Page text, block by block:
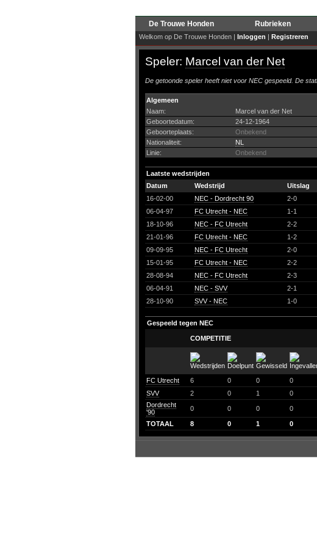
De Trouwe Honden Rubrieken
Welkom op De Trouwe Honden | Inloggen | Registreren
Speler: Marcel van der Net
De getoonde speler heeft niet voor NEC gespeeld. De
Algemeen
Naam:
Marcel van der Net
Geboortedatum:
24-12-1964
Geboorteplaats:
Onbekend
Nationaliteit:
NL
Linie:
Onbekend
Laatste wedstrijden
Datum
Wedstrijd Uitslag
16-02-00
NEC - Dordrecht 90 2-0
06-04-97
FC Utrecht - NEC 1-1
18-10-96
NEC - FC Utrecht 2-2
21-01-96
FC Utrecht - NEC 1-2
09-09-95
NEC - FC Utrecht 2-0
15-01-95
FC Utrecht - NEC 2-2
28-08-94
NEC - FC Utrecht 2-3
06-04-91
NEC - SVV 2-1
28-10-90
SVV - NEC 1-0
Gespeeld tegen NEC
COMPETITIE
FC Utrecht 6 0 0 0
SVV
2 0 1 0
Dordrecht
'90
0 0 0 0
TOTAAL 8 0 1 0